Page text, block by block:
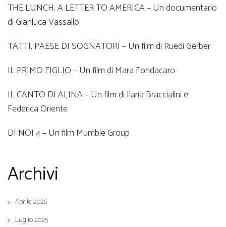
THE LUNCH. A LETTER TO AMERICA – Un documentario
di Gianluca Vassallo
TATTI, PAESE DI SOGNATORI – Un film di Ruedi Gerber
IL PRIMO FIGLIO – Un film di Mara Fondacaro
IL CANTO DI ALINA – Un film di Ilaria Braccialini e
Federica Oriente
DI NOI 4 – Un film Mumble Group
Archivi
Aprile 2026
Luglio 2025